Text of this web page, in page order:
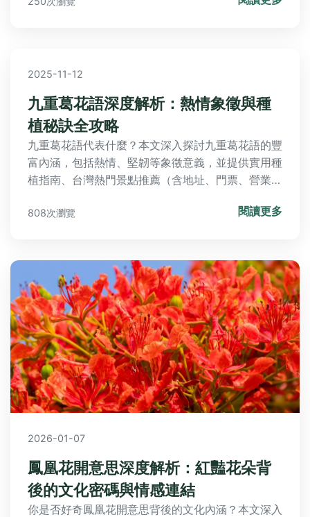
2025-11-12
九重葛花語深度解析：熱情象徵與種
植秘訣全攻略
九重葛花語代表什麼？本文深入探討九重葛花語的豐
富內涵，包括熱情、堅韌等象徵意義，並提供實用種
植指南、台灣熱門景點推薦（含地址、門票、營業時
都能獲得全面資訊，解決所有關於九重葛的疑問。
808次瀏覽 閱讀更多
2026-01-07
鳳凰花開意思深度解析：紅豔花朵背
後的文化密碼與情感連結
你是否好奇鳳凰花開意思背後的文化內涵？本文深入